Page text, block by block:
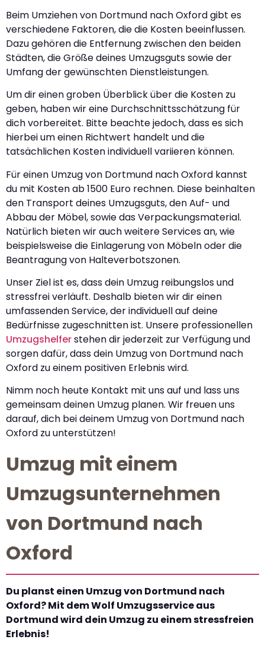
Beim Umziehen von Dortmund nach Oxford gibt es
verschiedene Faktoren, die die Kosten beeinflussen.
Dazu gehören die Entfernung zwischen den beiden
Städten, die Größe deines Umzugsguts sowie der
Umfang der gewünschten Dienstleistungen.
Um dir einen groben Überblick über die Kosten zu
geben, haben wir eine Durchschnittsschätzung für
dich vorbereitet. Bitte beachte jedoch, dass es sich
hierbei um einen Richtwert handelt und die
tatsächlichen Kosten individuell variieren können.
Für einen Umzug von Dortmund nach Oxford kannst
du mit Kosten ab 1500 Euro rechnen. Diese beinhalten
den Transport deines Umzugsguts, den Auf- und
Abbau der Möbel, sowie das Verpackungsmaterial.
Natürlich bieten wir auch weitere Services an, wie
beispielsweise die Einlagerung von Möbeln oder die
Beantragung von Halteverbotszonen.
Unser Ziel ist es, dass dein Umzug reibungslos und
stressfrei verläuft. Deshalb bieten wir dir einen
umfassenden Service, der individuell auf deine
Bedürfnisse zugeschnitten ist. Unsere professionellen
Umzugshelferstehen dir jederzeit zur Verfügung und
sorgen dafür, dass dein Umzug von Dortmund nach
Oxford zu einem positiven Erlebnis wird.
Nimm noch heute Kontakt mit uns auf und lass uns
gemeinsam deinen Umzug planen. Wir freuen uns
darauf, dich bei deinem Umzug von Dortmund nach
Oxford zu unterstützen!
Umzug mit einem
Umzugsunternehmen
von Dortmund nach
Oxford
Du planst einen Umzug von Dortmund nach
Oxford? Mit dem Wolf Umzugsservice aus
Dortmund wird dein Umzug zu einem stressfreien
Erlebnis!